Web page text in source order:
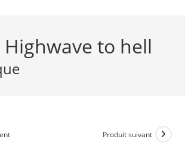
Highwave to hell
Produit suivant